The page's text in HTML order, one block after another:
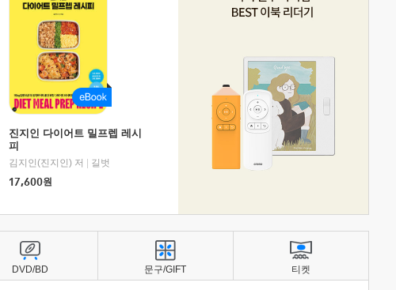
진지인 다이어트 밀프렙 레시
피
김지인(진지인) 저
길벗
17,600원
DVD/BD 문구/GIFT 티켓